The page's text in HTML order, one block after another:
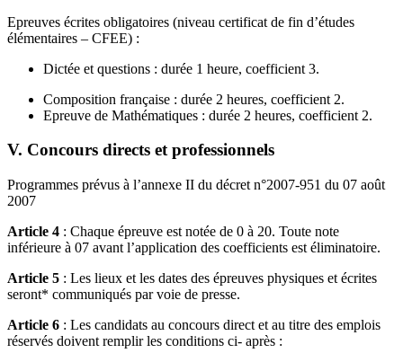
Epreuves écrites obligatoires (niveau certificat de fin d’études
élémentaires – CFEE) :
Dictée et questions : durée 1 heure, coefficient 3.
Composition française : durée 2 heures, coefficient 2.
Epreuve de Mathématiques : durée 2 heures, coefficient 2.
V. Concours directs et professionnels
Programmes prévus à l’annexe II du décret n°2007-951 du 07 août
2007
Article 4 : Chaque épreuve est notée de 0 à 20. Toute note
inférieure à 07 avant l’application des coefficients est éliminatoire.
Article 5 : Les lieux et les dates des épreuves physiques et écrites
seront* communiqués par voie de presse.
Article 6 : Les candidats au concours direct et au titre des emplois
réservés doivent remplir les conditions ci- après :